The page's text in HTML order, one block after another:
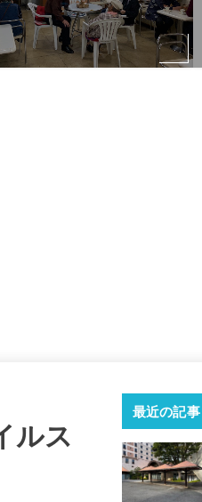
ルス
最近の記事